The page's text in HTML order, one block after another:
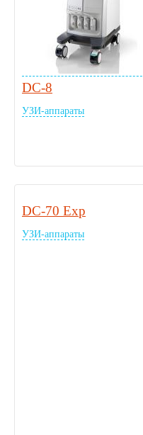
DC-8
УЗИ-аппараты
DC-70 Exp
УЗИ-аппараты